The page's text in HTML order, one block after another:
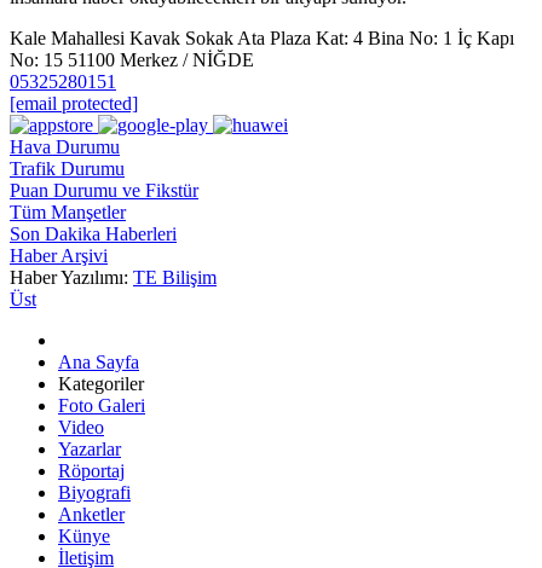
Kale Mahallesi Kavak Sokak Ata Plaza Kat: 4 Bina No: 1 İç Kapı
No: 15 51100 Merkez / NİĞDE
05325280151
[email protected]
Hava Durumu
Trafik Durumu
Puan Durumu ve Fikstür
Tüm Manşetler
Son Dakika Haberleri
Haber Arşivi
Haber Yazılımı: TE Bilişim
Üst
Ana Sayfa
Kategoriler
Foto Galeri
Video
Yazarlar
Röportaj
Biyografi
Anketler
Künye
İletişim